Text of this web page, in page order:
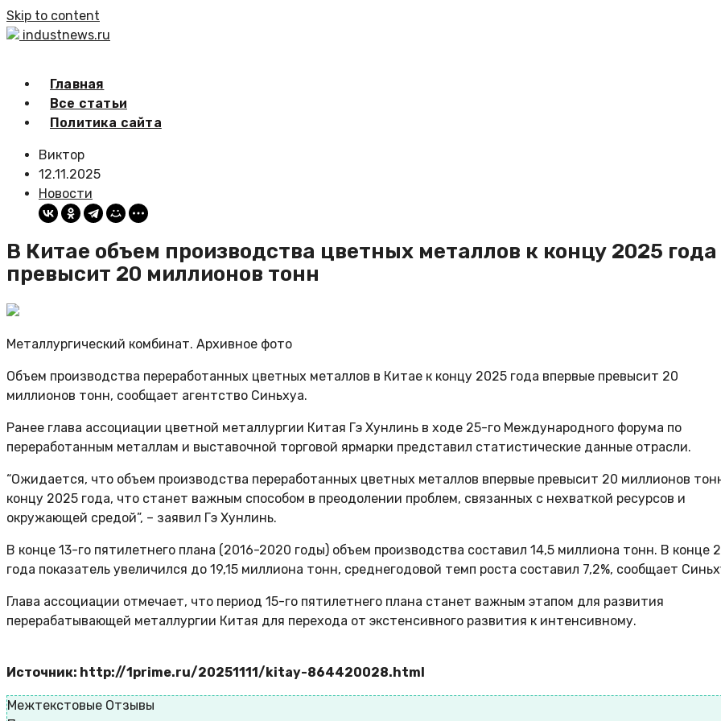
Skip to content
industnews.ru
Главная
Все статьи
Политика сайта
Виктор
12.11.2025
Новости
В Китае объем производства цветных металлов к концу 2025 года
превысит 20 миллионов тонн
Металлургический комбинат. Архивное фото
Объем производства переработанных цветных металлов в Китае к концу 2025 года впервые превысит 20
миллионов тонн, сообщает агентство Синьхуа.
Ранее глава ассоциации цветной металлургии Китая Гэ Хунлинь в ходе 25-го Международного форума по
переработанным металлам и выставочной торговой ярмарки представил статистические данные отрасли.
“Ожидается, что объем производства переработанных цветных металлов впервые превысит 20 миллионов
концу 2025 года, что станет важным способом в преодолении проблем, связанных с нехваткой ресурсов и
окружающей средой”, – заявил Гэ Хунлинь.
В конце 13-го пятилетнего плана (2016-2020 годы) объем производства составил 14,5 миллиона тонн. В конце
года показатель увеличился до 19,15 миллиона тонн, среднегодовой темп роста составил 7,2%, сообщает
Глава ассоциации отмечает, что период 15-го пятилетнего плана станет важным этапом для развития
перерабатывающей металлургии Китая для перехода от экстенсивного развития к интенсивному.
Источник: http://1prime.ru/20251111/kitay-864420028.html
Межтекстовые Отзывы